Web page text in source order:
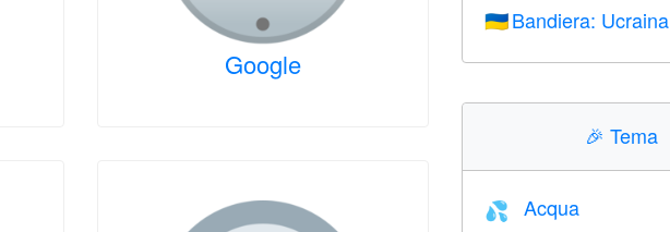
Google
🇺🇦 Bandiera: Ucraina
🎉Tema
💦 Acqua